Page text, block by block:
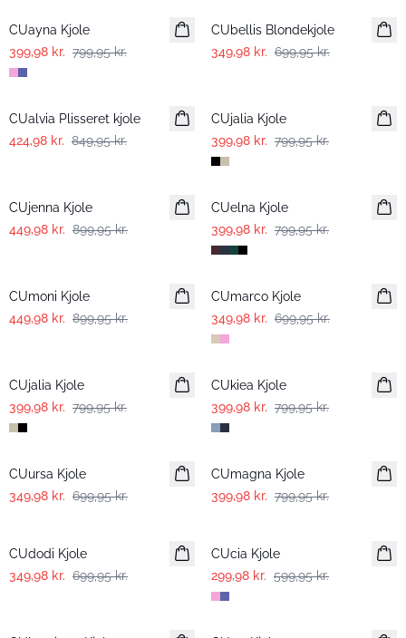
CUayna Kjole
399,98 kr. 799,95 kr.
CUbellis Blondekjole
349,98 kr. 699,95 kr.
-50%
CUalvia Plisseret kjole
424,98 kr. 849,95 kr.
CUjalia Kjole
399,98 kr. 799,95 kr.
CUjenna Kjole
449,98 kr. 899,95 kr.
-50%
CUelna Kjole
399,98 kr. 799,95 kr.
CUmoni Kjole
449,98 kr. 899,95 kr.
-50%
CUmarco Kjole
349,98 kr. 699,95 kr.
CUjalia Kjole
399,98 kr. 799,95 kr.
-50%
CUkiea Kjole
399,98 kr. 799,95 kr.
-50%
CUursa Kjole
349,98 kr. 699,95 kr.
-50%
CUmagna Kjole
399,98 kr. 799,95 kr.
CUdodi Kjole
349,98 kr. 699,95 kr.
CUcia Kjole
299,98 kr. 599,95 kr.
-50%